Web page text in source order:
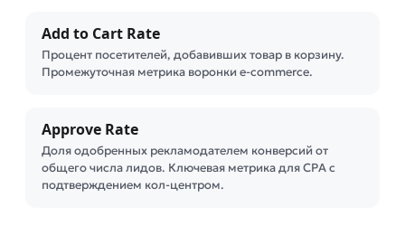
Add to Cart Rate
Процент посетителей, добавивших товар в корзину.
Промежуточная метрика воронки e-commerce.
Approve Rate
Доля одобренных рекламодателем конверсий от
общего числа лидов. Ключевая метрика для CPA с
подтверждением кол-центром.